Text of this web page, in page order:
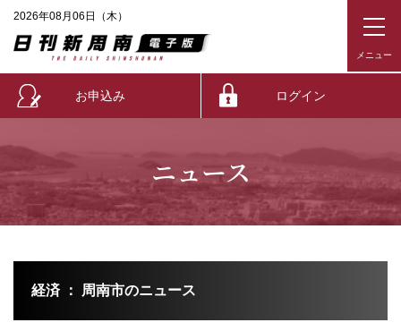
2026年08月06日（木）
お申込み ログイン
ニュース
経済 ： 周南市のニュース